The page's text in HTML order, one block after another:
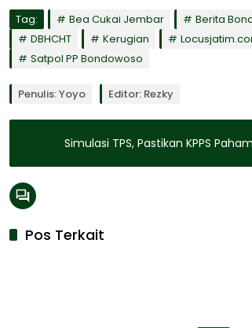
Tag: Bea Cukai Jembar Berita
DBHCHT
Kerugian
Satpol PP Bondowoso
Penulis: Yoyo Editor: Rezky
Simulasi TPS, Pastikan KPPS
Pos Terkait